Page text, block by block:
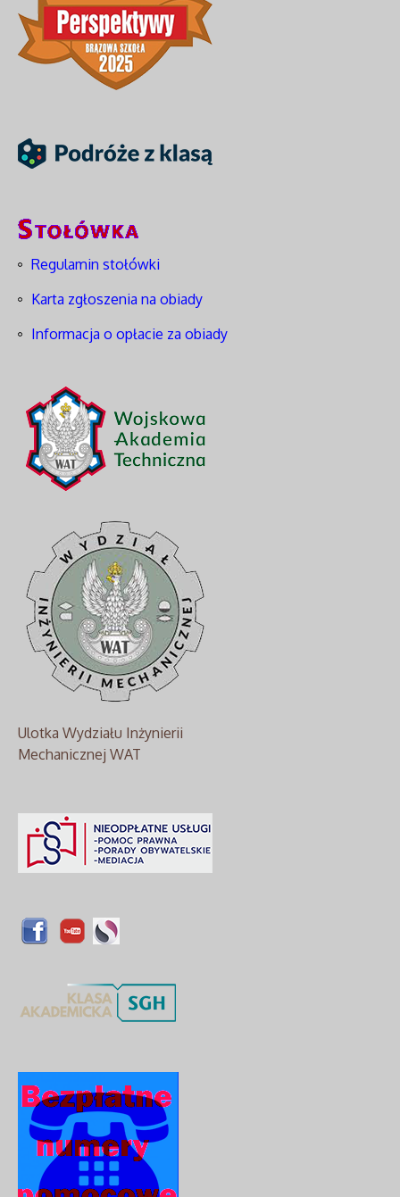
Regulamin stołówki
Karta zgłoszenia na obiady
Informacja o opłacie za obiady
Ulotka Wydziału Inżynierii
Mechanicznej WAT